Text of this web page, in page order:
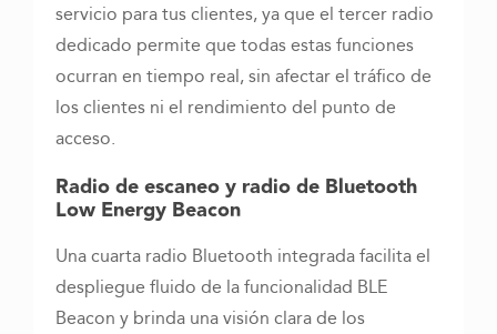
servicio para tus clientes, ya que el tercer radio
dedicado permite que todas estas funciones
ocurran en tiempo real, sin afectar el tráfico de
los clientes ni el rendimiento del punto de
acceso.
Radio de escaneo y radio de Bluetooth
Low Energy Beacon
Una cuarta radio Bluetooth integrada facilita el
despliegue fluido de la funcionalidad BLE
Beacon y brinda una visión clara de los